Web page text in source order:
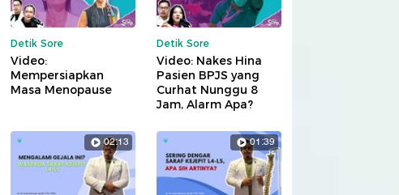
Detik Sore
Video:
Mempersiapkan
Masa Menopause
Detik Sore
Video: Nakes Hina
Pasien BPJS yang
Curhat Nunggu 8
Jam, Alarm Apa?
02:13 01:39